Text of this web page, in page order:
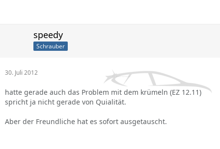
speedy
Schrauber
30. Juli 2012
hatte gerade auch das Problem mit dem krümeln (EZ 12.11)
spricht ja nicht gerade von Quialität.
Aber der Freundliche hat es sofort ausgetauscht.